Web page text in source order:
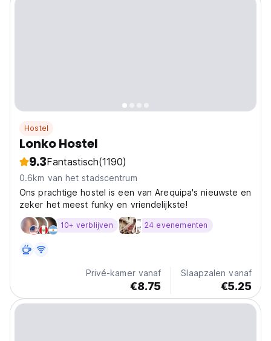
Hostel
Lonko Hostel
9.3Fantastisch(1190)
0.6km van het stadscentrum
Ons prachtige hostel is een van Arequipa's nieuwste en
zeker het meest funky en vriendelijkste!
10+ verblijven 24 evenementen
Privé-kamer vanaf
€8.75
Slaapzalen vanaf
€5.25